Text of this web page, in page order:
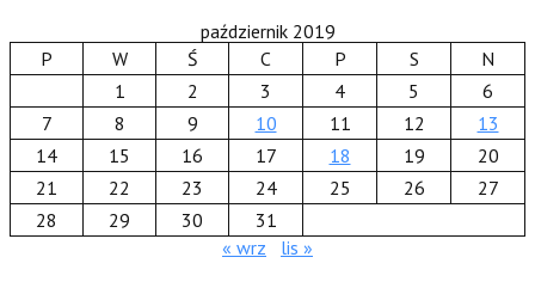
październik 2019
P
W Ś C P S
N
1
2 3 4 5
6
7
8 9 10 11 12
13
14
15 16 17 18 19
20
21
22 23 24 25 26
27
28
29 30
31
« wrz
lis »